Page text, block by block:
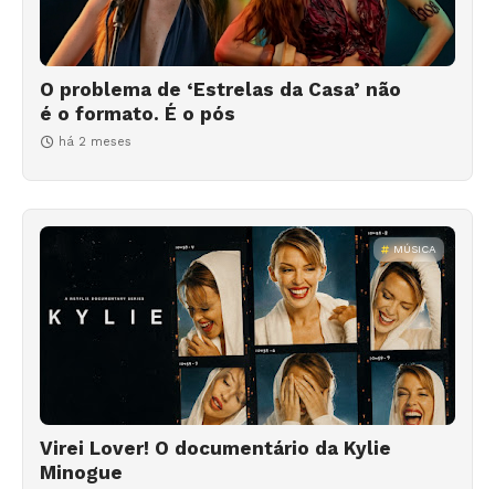
O problema de ‘Estrelas da Casa’ não
é o formato. É o pós
há 2 meses
MÚSICA
Virei Lover! O documentário da Kylie
Minogue